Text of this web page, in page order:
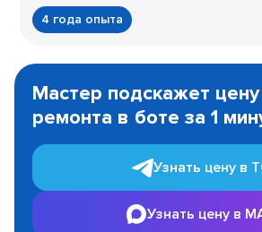
4 года опыта
1
Мастер подскажет цену
ремонта в боте за 1
Узнать цену в
Узнать цену в